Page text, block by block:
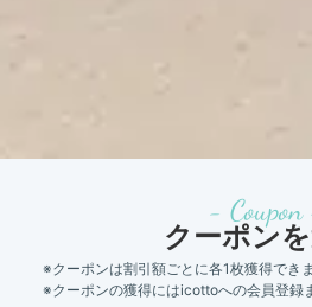
-
クーポン
※クーポンは割引額ごとに各1枚獲得できま
※クーポンの獲得にはicottoへの会員登録